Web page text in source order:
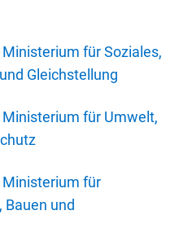
für Soziales,
Gleichstellung
für Umwelt,
für
Bauen und